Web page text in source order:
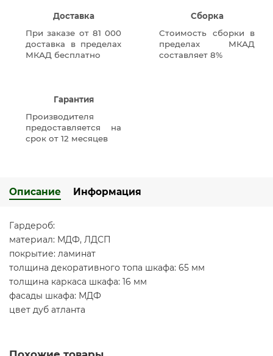
Доставка
При заказе от 81 000
доставка в пределах
МКАД бесплатно
Сборка
Стоимость сборки в
пределах МКАД
составляет 8%
Гарантия
Производителя
предоставляется на
срок от 12 месяцев
Описание Информация
Гардероб:
материал: МДФ, ЛДСП
покрытие: ламинат
толщина декоративного топа шкафа: 65 мм
толщина каркаса шкафа: 16 мм
фасады шкафа: МДФ
цвет дуб атланта